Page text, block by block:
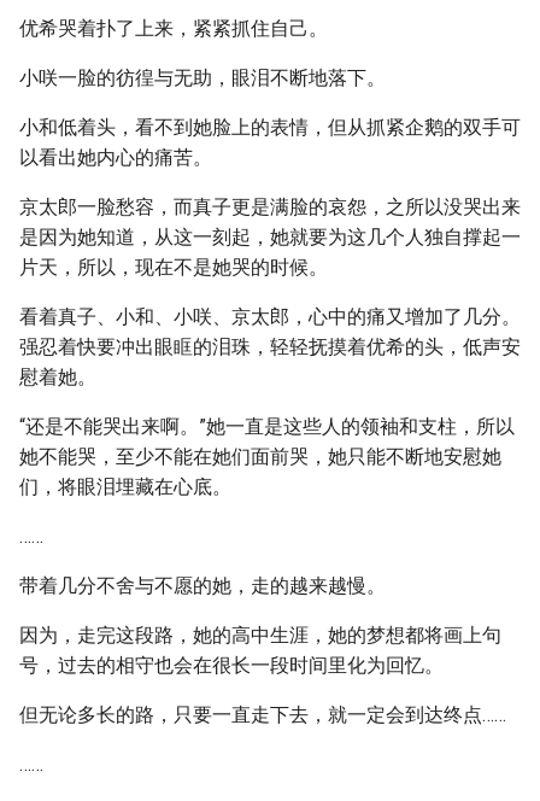
优希哭着扑了上来，紧紧抓住自己。
小咲一脸的彷徨与无助，眼泪不断地落下。
小和低着头，看不到她脸上的表情，但从抓紧企鹅的双手可
以看出她内心的痛苦。
京太郎一脸愁容，而真子更是满脸的哀怨，之所以没哭出来
是因为她知道，从这一刻起，她就要为这几个人独自撑起一
片天，所以，现在不是她哭的时候。
看着真子、小和、小咲、京太郎，心中的痛又增加了几分。
强忍着快要冲出眼眶的泪珠，轻轻抚摸着优希的头，低声安
慰着她。
“还是不能哭出来啊。”她一直是这些人的领袖和支柱，所以
她不能哭，至少不能在她们面前哭，她只能不断地安慰她
们，将眼泪埋藏在心底。
……
带着几分不舍与不愿的她，走的越来越慢。
因为，走完这段路，她的高中生涯，她的梦想都将画上句
号，过去的相守也会在很长一段时间里化为回忆。
但无论多长的路，只要一直走下去，就一定会到达终点……
……